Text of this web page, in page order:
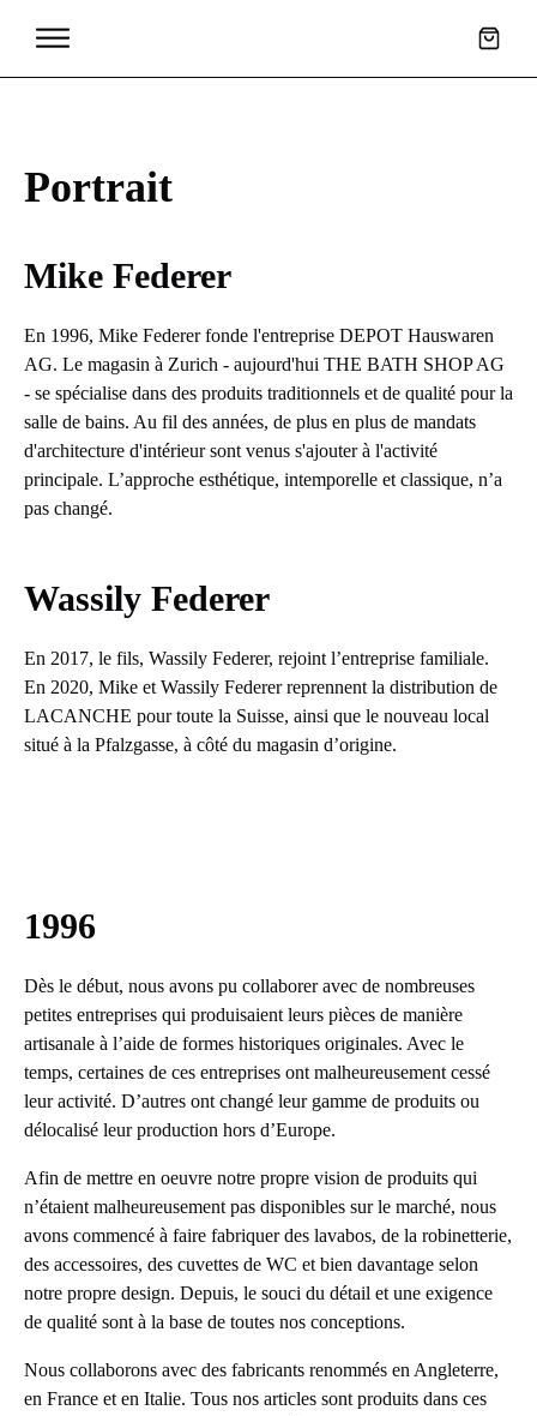
Portrait
Mike Federer
En 1996, Mike Federer fonde l'entreprise DEPOT Hauswaren
AG. Le magasin à Zurich - aujourd'hui THE BATH SHOP AG
- se spécialise dans des produits traditionnels et de qualité pour la
salle de bains. Au fil des années, de plus en plus de mandats
d'architecture d'intérieur sont venus s'ajouter à l'activité
principale. L’approche esthétique, intemporelle et classique, n’a
pas changé.
Wassily Federer
En 2017, le fils, Wassily Federer, rejoint l’entreprise familiale.
En 2020, Mike et Wassily Federer reprennent la distribution de
LACANCHE pour toute la Suisse, ainsi que le nouveau local
situé à la Pfalzgasse, à côté du magasin d’origine.
1996
Dès le début, nous avons pu collaborer avec de nombreuses
petites entreprises qui produisaient leurs pièces de manière
artisanale à l’aide de formes historiques originales. Avec le
temps, certaines de ces entreprises ont malheureusement cessé
leur activité. D’autres ont changé leur gamme de produits ou
délocalisé leur production hors d’Europe.
Afin de mettre en oeuvre notre propre vision de produits qui
n’étaient malheureusement pas disponibles sur le marché, nous
avons commencé à faire fabriquer des lavabos, de la robinetterie,
des accessoires, des cuvettes de WC et bien davantage selon
notre propre design. Depuis, le souci du détail et une exigence
de qualité sont à la base de toutes nos conceptions.
Nous collaborons avec des fabricants renommés en Angleterre,
en France et en Italie. Tous nos articles sont produits dans ces